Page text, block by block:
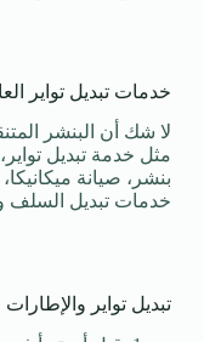
خدمات تبديل تواير
لا شك أن البنشر
مثل خدمة تبديل
بنشر، صيانة
خدمات تبديل السلف
تبديل تواير والإطارات